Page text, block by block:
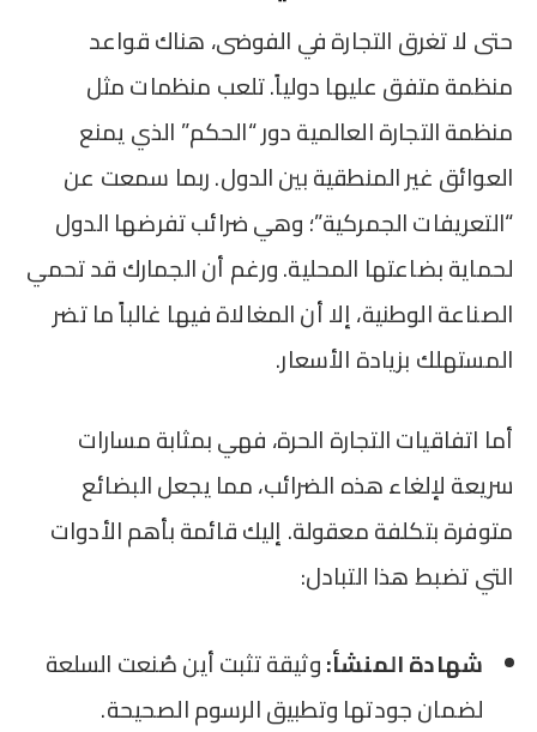
حتى لا تغرق التجارة في الفوضى، هناك قواعد
منظمة متفق عليها دولياً. تلعب منظمات مثل
منظمة التجارة العالمية دور “الحكم” الذي يمنع
العوائق غير المنطقية بين الدول. ربما سمعت عن
“التعريفات الجمركية”؛ وهي ضرائب تفرضها الدول
لحماية بضاعتها المحلية. ورغم أن الجمارك قد تحمي
الصناعة الوطنية، إلا أن المغالاة فيها غالباً ما تضر
المستهلك بزيادة الأسعار.
أما اتفاقيات التجارة الحرة، فهي بمثابة مسارات
سريعة لإلغاء هذه الضرائب، مما يجعل البضائع
متوفرة بتكلفة معقولة. إليك قائمة بأهم الأدوات
التي تضبط هذا التبادل:
شهادة المنشأ:وثيقة تثبت أين صُنعت السلعة
لضمان جودتها وتطبيق الرسوم الصحيحة.